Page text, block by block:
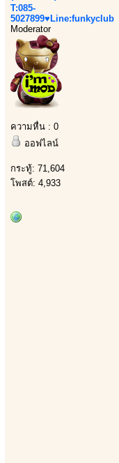
T:085-
5027899♥Line:funkyclub
Moderator
ความหื่น : 0
ออฟไลน์
กระทู้: 71,604
โพสต์: 4,933